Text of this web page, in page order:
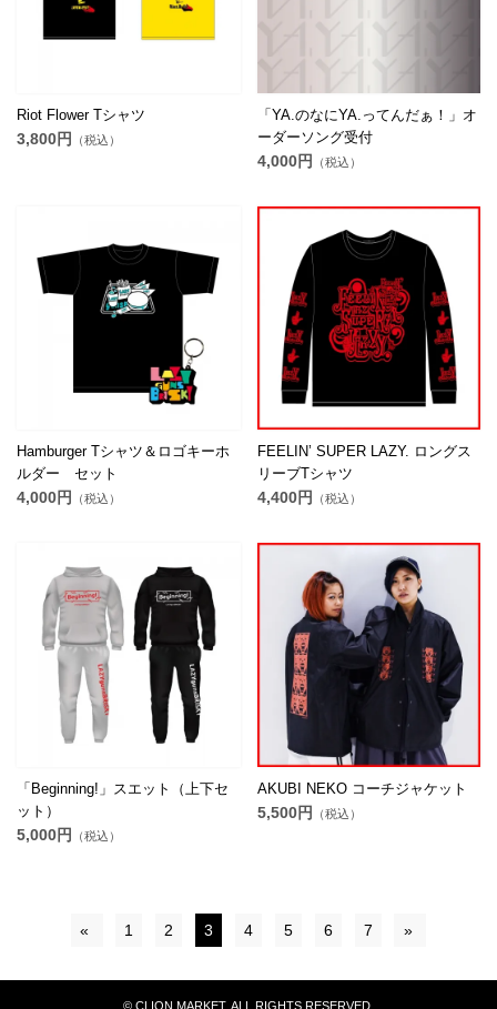
Riot Flower Tシャツ
3,800円 （税込）
「YA.のなにYA.ってんだぁ！」オ
ーダーソング受付
4,000円 （税込）
Hamburger Tシャツ＆ロゴキーホ
ルダー セット
4,000円 （税込）
FEELIN’ SUPER LAZY. ロングス
リーブTシャツ
4,400円 （税込）
「Beginning!」スエット（上下セ
ット）
5,000円 （税込）
AKUBI NEKO コーチジャケット
5,500円 （税込）
« 1 2 3 4 5 6 7 »
© CLION MARKET. ALL RIGHTS RESERVED.